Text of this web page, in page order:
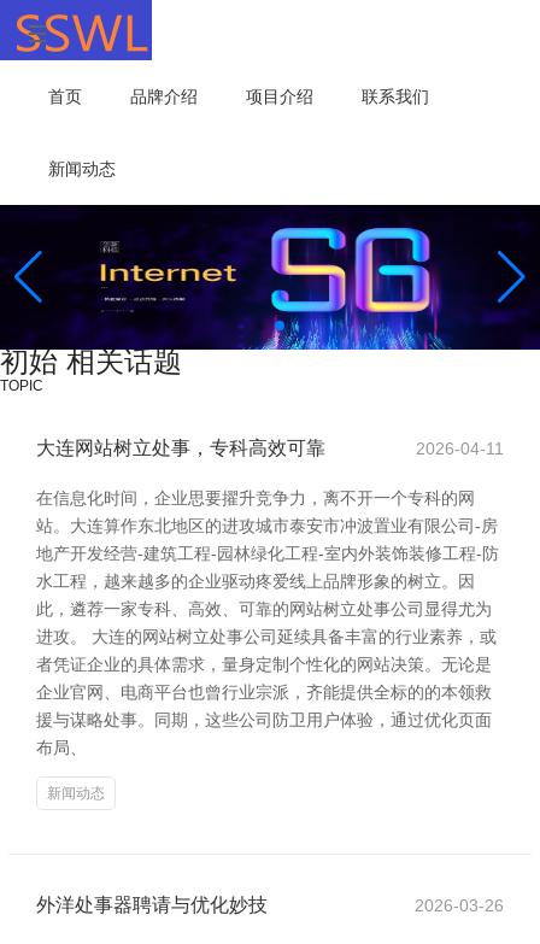
首页 品牌介绍 项目介绍 联系我们
新闻动态
初始 相关话题
TOPIC
大连网站树立处事，专科高效可靠 2026-04-11
在信息化时间，企业思要擢升竞争力，离不开一个专科的网
站。大连算作东北地区的进攻城市泰安市冲波置业有限公司-房
地产开发经营-建筑工程-园林绿化工程-室内外装饰装修工程-防
水工程，越来越多的企业驱动疼爱线上品牌形象的树立。因
此，遴荐一家专科、高效、可靠的网站树立处事公司显得尤为
进攻。 大连的网站树立处事公司延续具备丰富的行业素养，或
者凭证企业的具体需求，量身定制个性化的网站决策。无论是
企业官网、电商平台也曾行业宗派，齐能提供全标的的本领救
援与谋略处事。同期，这些公司防卫用户体验，通过优化页面
布局、
新闻动态
外洋处事器聘请与优化妙技 2026-03-26